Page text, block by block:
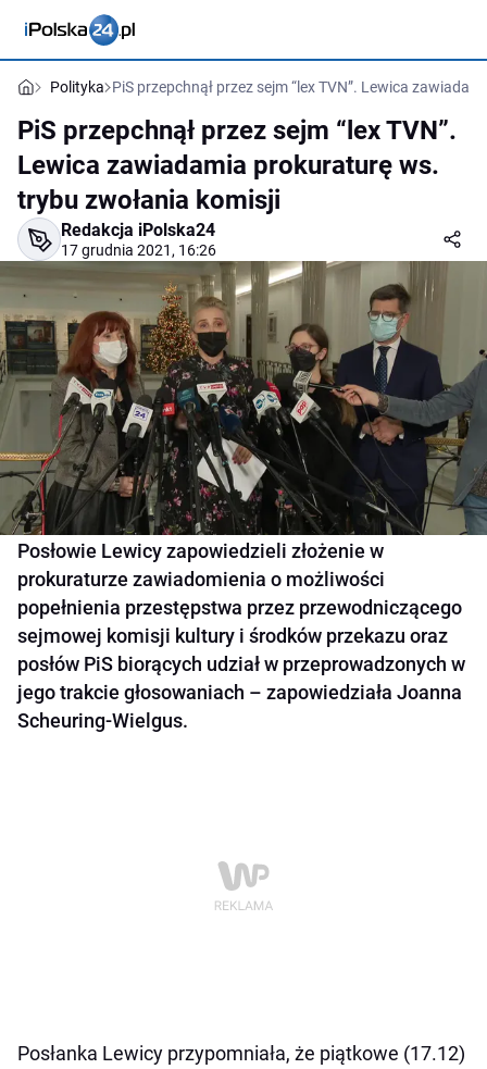
Polityka PiS przepchnął przez sejm “lex TVN”. Lewica
PiS przepchnął przez sejm “lex TVN”.
Lewica zawiadamia prokuraturę ws.
trybu zwołania komisji
Redakcja iPolska24
17 grudnia 2021, 16:26
Posłowie Lewicy zapowiedzieli złożenie w
prokuraturze zawiadomienia o możliwości
popełnienia przestępstwa przez przewodniczącego
sejmowej komisji kultury i środków przekazu oraz
posłów PiS biorących udział w przeprowadzonych w
jego trakcie głosowaniach – zapowiedziała Joanna
Scheuring-Wielgus.
Posłanka Lewicy przypomniała, że piątkowe (17.12)